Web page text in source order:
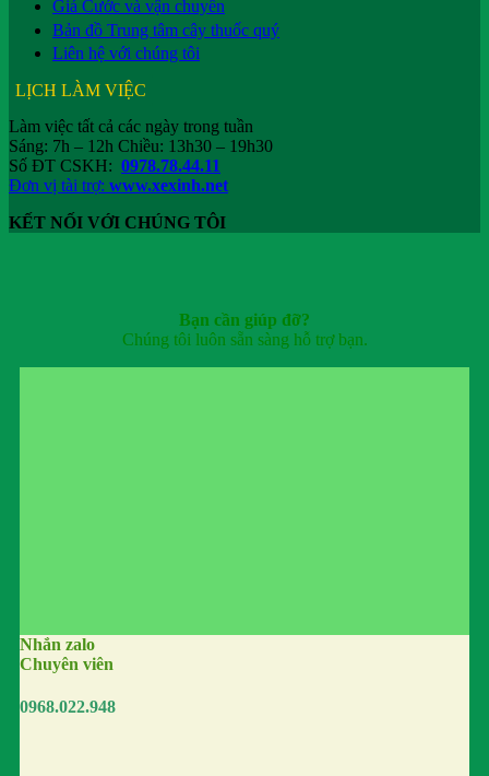
Giá Cước và vận chuyển
Bản đồ Trung tâm cây thuốc quý
Liên hệ với chúng tôi
LỊCH LÀM VIỆC
Làm việc tất cả các ngày trong tuần
Sáng: 7h – 12h Chiều: 13h30 – 19h30
Số ĐT CSKH: 0978.78.44.11
Đơn vị tài trợ: www.xexinh.net
KẾT NỐI VỚI CHÚNG TÔI
Bạn cần giúp đỡ?
Chúng tôi luôn sẵn sàng hỗ trợ bạn.
Nhắn zalo
Chuyên viên
0968.022.948